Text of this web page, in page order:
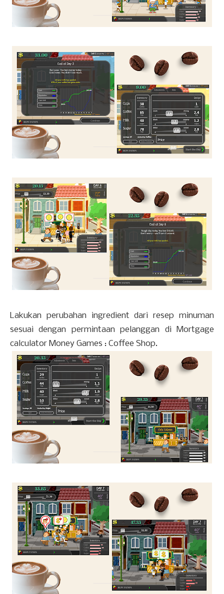
Lakukan perubahan ingredient dari resep minuman
sesuai dengan permintaan pelanggan di Mortgage
calculator Money Games : Coffee Shop.